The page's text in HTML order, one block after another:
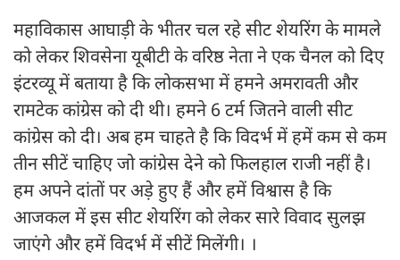
महाविकास आघाड़ी के भीतर चल रहे सीट शेयरिंग के मामले
को लेकर शिवसेना यूबीटी के वरिष्ठ नेता ने एक चैनल को दिए
इंटरव्यू में बताया है कि लोकसभा में हमने अमरावती और
रामटेक कांग्रेस को दी थी। हमने 6 टर्म जितने वाली सीट
कांग्रेस को दी। अब हम चाहते है कि विदर्भ में हमें कम से कम
तीन सीटें चाहिए जो कांग्रेस देने को फिलहाल राजी नहीं है।
हम अपने दांतों पर अड़े हुए हैं और हमें विश्वास है कि
आजकल में इस सीट शेयरिंग को लेकर सारे विवाद सुलझ
जाएंगे और हमें विदर्भ में सीटें मिलेंगी। ।